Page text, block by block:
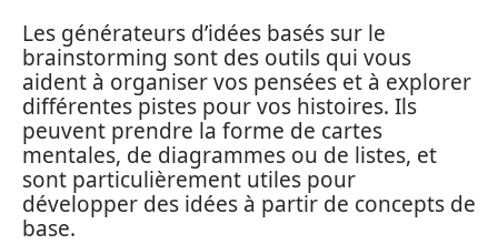
Les générateurs d’idées basés sur le
brainstorming sont des outils qui vous
aident à organiser vos pensées et à explorer
différentes pistes pour vos histoires. Ils
peuvent prendre la forme de cartes
mentales, de diagrammes ou de listes, et
sont particulièrement utiles pour
développer des idées à partir de concepts de
base.